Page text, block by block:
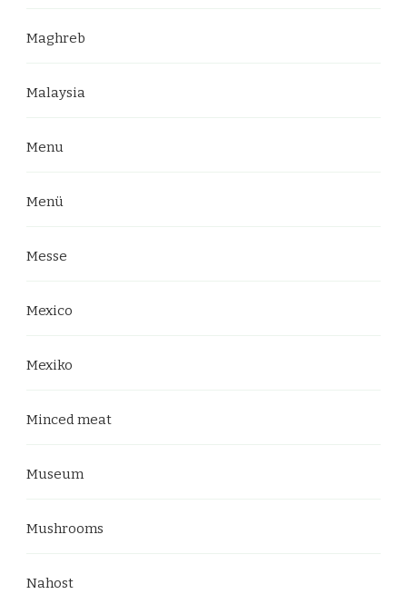
Maghreb
Malaysia
Menu
Menü
Messe
Mexico
Mexiko
Minced meat
Museum
Mushrooms
Nahost